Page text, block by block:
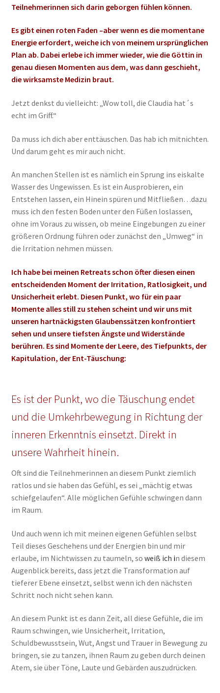
Teilnehmerinnen sich darin geborgen fühlen können.
Es gibt einen roten Faden –aber wenn es die momentane
Energie erfordert, weiche ich von meinem ursprünglichen
Plan ab. Dabei erlebe ich immer wieder, wie die Göttin in
genau diesen Momenten aus dem, was dann geschieht,
die wirksamste Medizin braut.
Jetzt denkst du vielleicht: „Wow toll, die Claudia hat´s
echt im Griff.“
Da muss ich dich aber enttäuschen. Das hab ich mitnichten.
Und darum geht es mir auch nicht.
An manchen Stellen ist es nämlich ein Sprung ins eiskalte
Wasser des Ungewissen. Es ist ein Ausprobieren, ein
Entstehen lassen, ein Hinein spüren und Mitfließen…dazu
muss ich den festen Boden unter den Füßen loslassen,
ohne im Voraus zu wissen, ob meine Eingebungen zu einer
größeren Ordnung führen oder zunächst den „Umweg“ in
die Irritation nehmen müssen.
Ich habe bei meinen Retreats schon öfter diesen einen
entscheidenden Moment der Irritation, Ratlosigkeit, und
Unsicherheit erlebt. Diesen Punkt, wo für ein paar
Momente alles still zu stehen scheint und wir uns mit
unseren hartnäckigsten Glaubenssätzen konfrontiert
sehen und unsere tiefsten Ängste und Widerstände
berühren. Es sind Momente der Leere, des Tiefpunkts, der
Kapitulation, der Ent-Täuschung:
Es ist der Punkt, wo die Täuschung endet
und die Umkehrbewegung in Richtung der
inneren Erkenntnis einsetzt. Direkt in
unsere Wahrheit hinein.
Oft sind die Teilnehmerinnen an diesem Punkt ziemlich
ratlos und sie haben das Gefühl, es sei „mächtig etwas
schiefgelaufen“. Alle möglichen Gefühle schwingen dann
im Raum.
Und auch wenn ich mit meinen eigenen Gefühlen selbst
Teil dieses Geschehens und der Energien bin und mir
erlaube, im Nichtwissen zu taumeln, so weiß ich in diesem
Augenblick bereits, dass jetzt die Transformation auf
tieferer Ebene einsetzt, selbst wenn ich den nächsten
Schritt noch nicht sehen kann.
An diesem Punkt ist es dann Zeit, all diese Gefühle, die im
Raum schwingen, wie Unsicherheit, Irritation,
Schuldbewusstsein, Wut, Angst und Trauer in Bewegung zu
bringen, sie zu tanzen, ihnen Raum zu geben durch deinen
Atem, sie über Töne, Laute und Gebärden auszudrücken.